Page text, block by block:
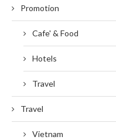
Promotion
Cafe' & Food
Hotels
Travel
Travel
Vietnam